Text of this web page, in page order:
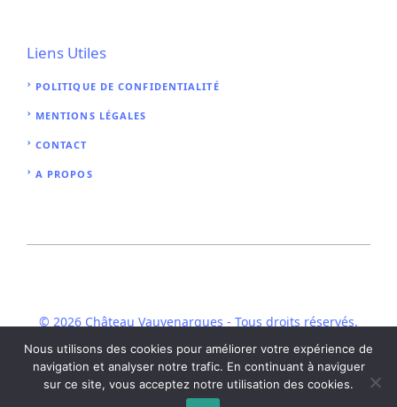
Liens Utiles
POLITIQUE DE CONFIDENTIALITÉ
MENTIONS LÉGALES
CONTACT
A PROPOS
© 2026 Château Vauvenargues - Tous droits réservés.
Nous utilisons des cookies pour améliorer votre expérience de
navigation et analyser notre trafic. En continuant à naviguer
sur ce site, vous acceptez notre utilisation des cookies.